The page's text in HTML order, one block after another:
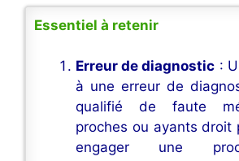
Essentiel à retenir
Erreur de diagnostic :
à une erreur de
qualifié de faute
proches ou ayants droit
engager une